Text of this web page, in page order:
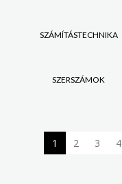
SZÁMÍTÁSTECHNIKA
SZERSZÁMOK
1 2 3 4